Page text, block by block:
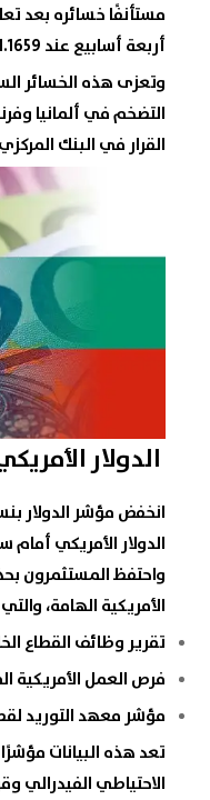
مستأنفًا خسائره
أربعة أسابيع عند 1.1659$.
وتعزى هذه الخسائر
التضخم في ألمانيا
القرار في البنك
الدولار
انخفض مؤشر الدولاربنسبة 0.1%
الدولار الأمريكيأمام
واحتفظ المستثمرون
الأمريكية الهامة،
تقرير وظائف القطاع
فرص العمل الأمريكية
مؤشر معهد التوريد
تعد هذه البيانات
الاحتياطي الفيدرالي